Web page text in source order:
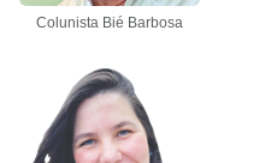
Colunista Bié Barbosa